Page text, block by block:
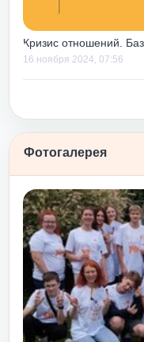
навыки,
ошибки, еще
и минимизировать
в будущем.
не только строить
уровня, дает
навыков их
еще и потому,
на уже
апельсином»
после
росту и принятию
«Любовь и принятие
подходит для
и
до или после
так как чуть с
Кризис отношений.
16 ноября 2024, 07:56
Фотогалерея